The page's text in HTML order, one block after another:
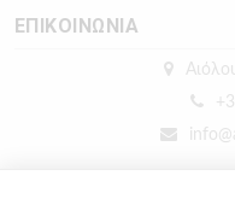
ΕΠΙΚΟΙΝΩΝΙΑ